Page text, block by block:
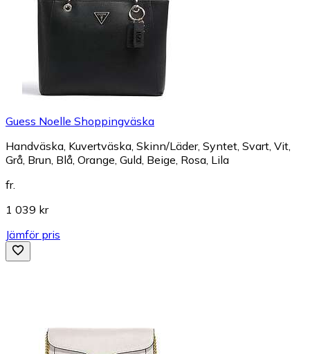
Guess Noelle Shoppingväska
Handväska, Kuvertväska, Skinn/Läder, Syntet, Svart, Vit,
Grå, Brun, Blå, Orange, Guld, Beige, Rosa, Lila
fr.
1 039 kr
Jämför pris